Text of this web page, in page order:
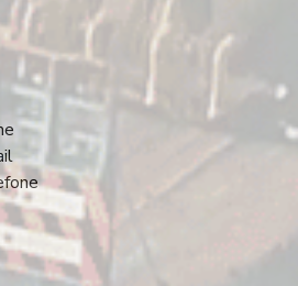
Marrafon Lucas Limeira/SP